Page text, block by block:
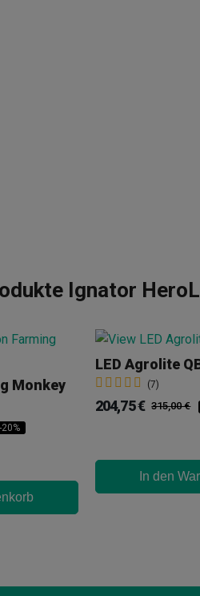
Ignator
Monkey
-20%
LED Agrolite
(7)
204,75 € 315,00 €
In den